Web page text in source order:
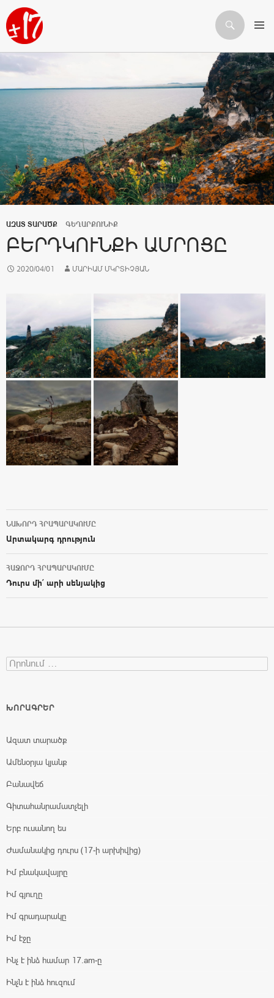
Որոնում
ԱՆՑՆԵԼ ԲՈՎԱՆԴԱԿՈՒԹՅԱՆԸ
ԱԶԱՏ ՏԱՐԱԾՔ ԳԵՂԱՐՔՈՒՆԻՔ
ԲԵՐԴԿՈՒՆՔԻ ԱՄՐՈՑԸ
2020/04/01 ՄԱՐԻԱՄ ՄԿՐՏԻՉՅԱՆ
Post navigation
ՆԱԽՈՐԴ ՀՐԱՊԱՐԱԿՈՒՄԸ
Արտակարգ դրություն
ՀԱՋՈՐԴ ՀՐԱՊԱՐԱԿՈՒՄԸ
Դուրս մի՛ արի սենյակից
Search for:
ԽՈՐԱԳՐԵՐ
Ազատ տարածք
Ամենօրյա կյանք
Բանավեճ
Գիտահանրամատչելի
Երբ ուսանող ես
Ժամանակից դուրս (17-ի արխիվից)
Իմ բնակավայրը
Իմ գյուղը
Իմ գրադարակը
Իմ էջը
Ինչ է ինձ համար 17.am-ը
Ինչն է ինձ հուզում